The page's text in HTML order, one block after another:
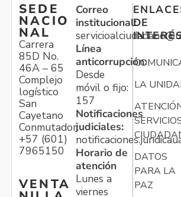
SEDE
NACIO
NAL
Carrera
85D No.
46A – 65
Complejo
logístico
San
Cayetano
Conmutador:
+57 (601)
7965150
VENTA
Correo
institucional:
Línea
anticorrupción:
Desde
móvil o fijo:
157
Notificaciones
judiciales:
Horario de
atención
Lunes a
viernes
DE
LA
DATOS
PARA LA
PAZ